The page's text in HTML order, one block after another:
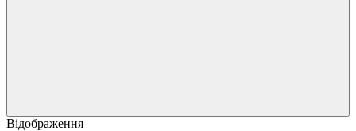
Відображення